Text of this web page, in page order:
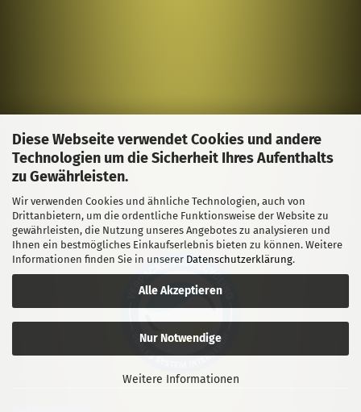
Diese Webseite verwendet Cookies und andere
Technologien um die Sicherheit Ihres Aufenthalts
zu Gewährleisten.
Wir verwenden Cookies und ähnliche Technologien, auch von
Drittanbietern, um die ordentliche Funktionsweise der Website zu
gewährleisten, die Nutzung unseres Angebotes zu analysieren und
Ihnen ein bestmögliches Einkaufserlebnis bieten zu können. Weitere
Informationen finden Sie in unserer Datenschutzerklärung.
Alle Akzeptieren
Nur Notwendige
Weitere Informationen